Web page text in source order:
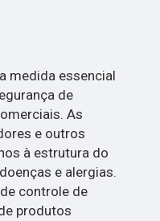
medida essencial
de
As
e outros
à estrutura do
e alergias.
controle de
produtos